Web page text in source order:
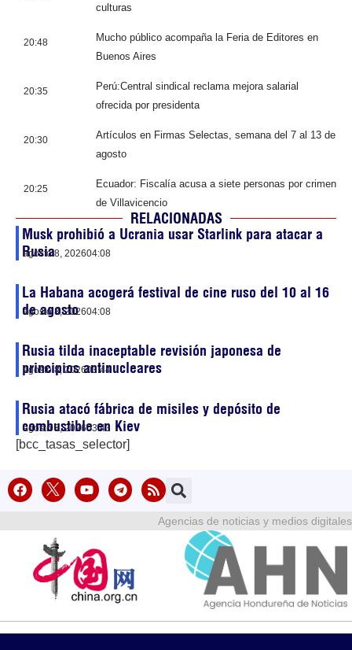
culturas
20:48
Mucho público acompaña la Feria de Editores en
Buenos Aires
20:35
Perú:Central sindical reclama mejora salarial
ofrecida por presidenta
20:30
Artículos en Firmas Selectas, semana del 7 al 13 de
agosto
20:25
Ecuador: Fiscalía acusa a siete personas por crimen
de Villavicencio
RELACIONADAS
Musk prohibió a Ucrania usar Starlink para atacar a
Rusia
agosto 8, 202604:08
La Habana acogerá festival de cine ruso del 10 al 16
de agosto
agosto 8, 202604:08
Rusia tilda inaceptable revisión japonesa de
principios antinucleares
agosto 8, 202603:44
Rusia atacó fábrica de misiles y depósito de
combustible en Kiev
agosto 8, 202603:43
[bcc_tasas_selector]
Agencias de noticias y medios digitales